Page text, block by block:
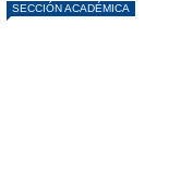
SECCIÓN ACADÉMICA